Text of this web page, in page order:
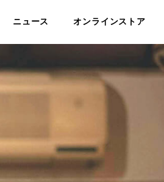
ニュース オンラインストア